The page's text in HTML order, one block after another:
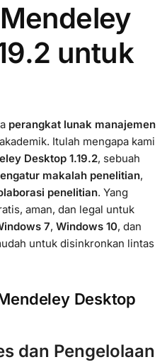
untuk
perangkat lunak manajemen
Itulah mengapa kami
Desktop 1.19.2, sebuah
makalah penelitian,
penelitian. Yang
aman, dan legal untuk
7, Windows 10, dan
untuk disinkronkan lintas
Desktop
dan Pengelolaan